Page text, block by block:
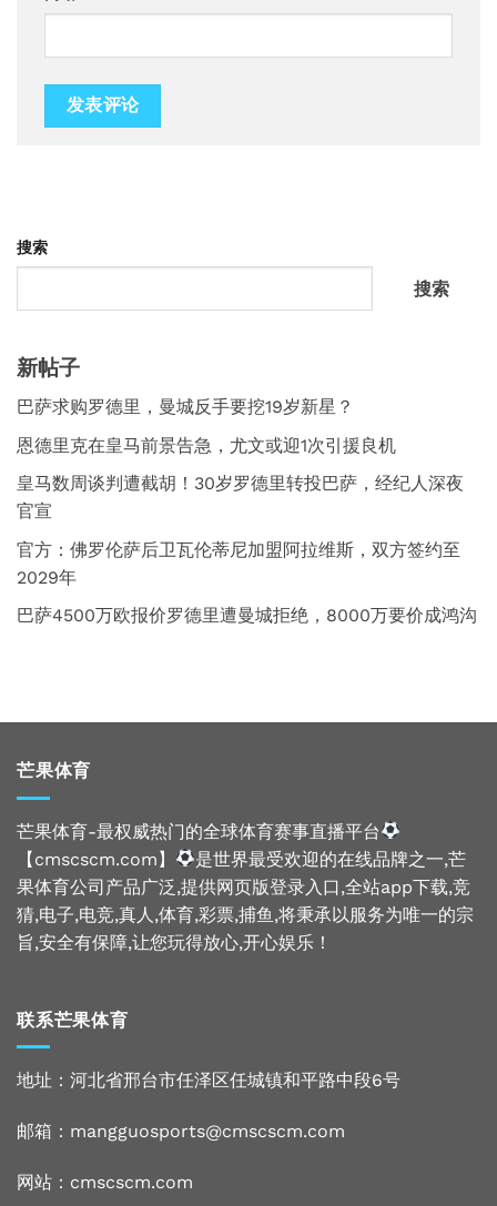
搜索
搜索
新帖子
巴萨求购罗德里，曼城反手要挖19岁新星？
恩德里克在皇马前景告急，尤文或迎1次引援良机
皇马数周谈判遭截胡！30岁罗德里转投巴萨，经纪人深夜
官宣
官方：佛罗伦萨后卫瓦伦蒂尼加盟阿拉维斯，双方签约至
2029年
巴萨4500万欧报价罗德里遭曼城拒绝，8000万要价成鸿沟
芒果体育
芒果体育-最权威热门的全球体育赛事直播平台
【cmscscm.com】
是世界最受欢迎的在线品牌之一,芒
果体育公司产品广泛,提供网页版登录入口,全站app下载,竞
猜,电子,电竞,真人,体育,彩票,捕鱼,将秉承以服务为唯一的宗
旨,安全有保障,让您玩得放心,开心娱乐！
联系芒果体育
地址：河北省邢台市任泽区任城镇和平路中段6号
邮箱：mangguosports@cmscscm.com
网站： cmscscm.com